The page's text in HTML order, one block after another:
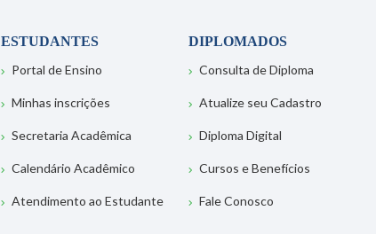
ESTUDANTES
Portal de Ensino
Minhas inscrições
Secretaria Acadêmica
Calendário Acadêmico
Atendimento ao Estudante
DIPLOMADOS
Consulta de Diploma
Atualize seu Cadastro
Diploma Digital
Cursos e Benefícios
Fale Conosco